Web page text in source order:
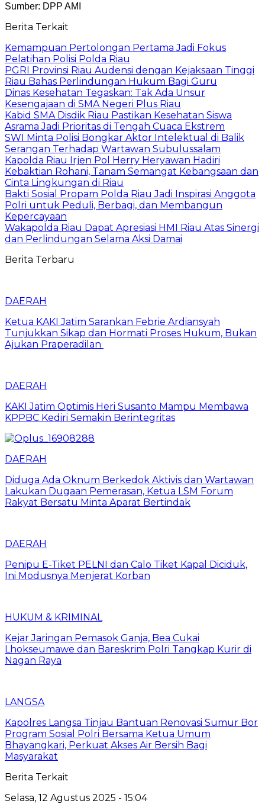
Sumber: DPP AMI
Berita Terkait
Kemampuan Pertolongan Pertama Jadi Fokus
Pelatihan Polisi Polda Riau
PGRI Provinsi Riau Audensi dengan Kejaksaan Tinggi
Riau Bahas Perlindungan Hukum Bagi Guru
Dinas Kesehatan Tegaskan: Tak Ada Unsur
Kesengajaan di SMA Negeri Plus Riau
Kabid SMA Disdik Riau Pastikan Kesehatan Siswa
Asrama Jadi Prioritas di Tengah Cuaca Ekstrem
SWI Minta Polisi Bongkar Aktor Intelektual di Balik
Serangan Terhadap Wartawan Subulussalam
Kapolda Riau Irjen Pol Herry Heryawan Hadiri
Kebaktian Rohani, Tanam Semangat Kebangsaan dan
Cinta Lingkungan di Riau
Bakti Sosial Propam Polda Riau Jadi Inspirasi Anggota
Polri untuk Peduli, Berbagi, dan Membangun
Kepercayaan
Wakapolda Riau Dapat Apresiasi HMI Riau Atas Sinergi
dan Perlindungan Selama Aksi Damai
Berita Terbaru
DAERAH
Ketua KAKI Jatim Sarankan Febrie Ardiansyah
Tunjukkan Sikap dan Hormati Proses Hukum, Bukan
Ajukan Praperadilan
DAERAH
KAKI Jatim Optimis Heri Susanto Mampu Membawa
KPPBC Kediri Semakin Berintegritas
DAERAH
Diduga Ada Oknum Berkedok Aktivis dan Wartawan
Lakukan Dugaan Pemerasan, Ketua LSM Forum
Rakyat Bersatu Minta Aparat Bertindak
DAERAH
Penipu E-Tiket PELNI dan Calo Tiket Kapal Diciduk,
Ini Modusnya Menjerat Korban
HUKUM & KRIMINAL
Kejar Jaringan Pemasok Ganja, Bea Cukai
Lhokseumawe dan Bareskrim Polri Tangkap Kurir di
Nagan Raya
LANGSA
Kapolres Langsa Tinjau Bantuan Renovasi Sumur Bor
Program Sosial Polri Bersama Ketua Umum
Bhayangkari, Perkuat Akses Air Bersih Bagi
Masyarakat
Berita Terkait
Selasa, 12 Agustus 2025 - 15:04